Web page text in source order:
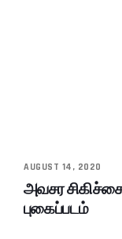
AUGUST 14, 2020
அவசர
புகைப்படம்